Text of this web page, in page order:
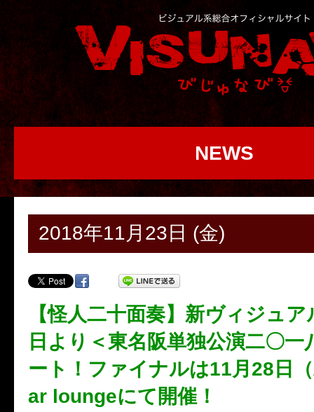
NEWS
2018年11月23日 (金)
【怪人二十面奏】新ヴィジュ
日より＜東名阪単独公演二〇一
ート！ファイナルは11月28日
ar loungeにて開催！